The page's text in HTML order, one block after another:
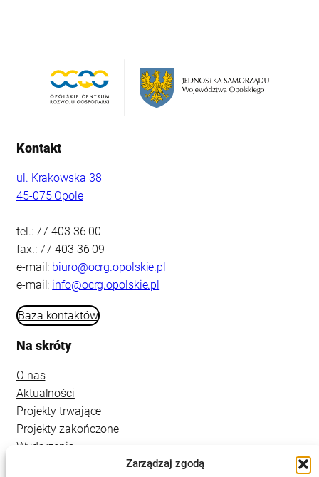
Zarządzaj zgodą
Kontakt
ul. Krakowska 38
45-075 Opole
tel.: 77 403 36 00
fax.: 77 403 36 09
e-mail: biuro@ocrg.opolskie.pl
e-mail: info@ocrg.opolskie.pl
Baza kontaktów
Na skróty
O nas
Aktualności
Projekty trwające
Projekty zakończone
Wydarzenia